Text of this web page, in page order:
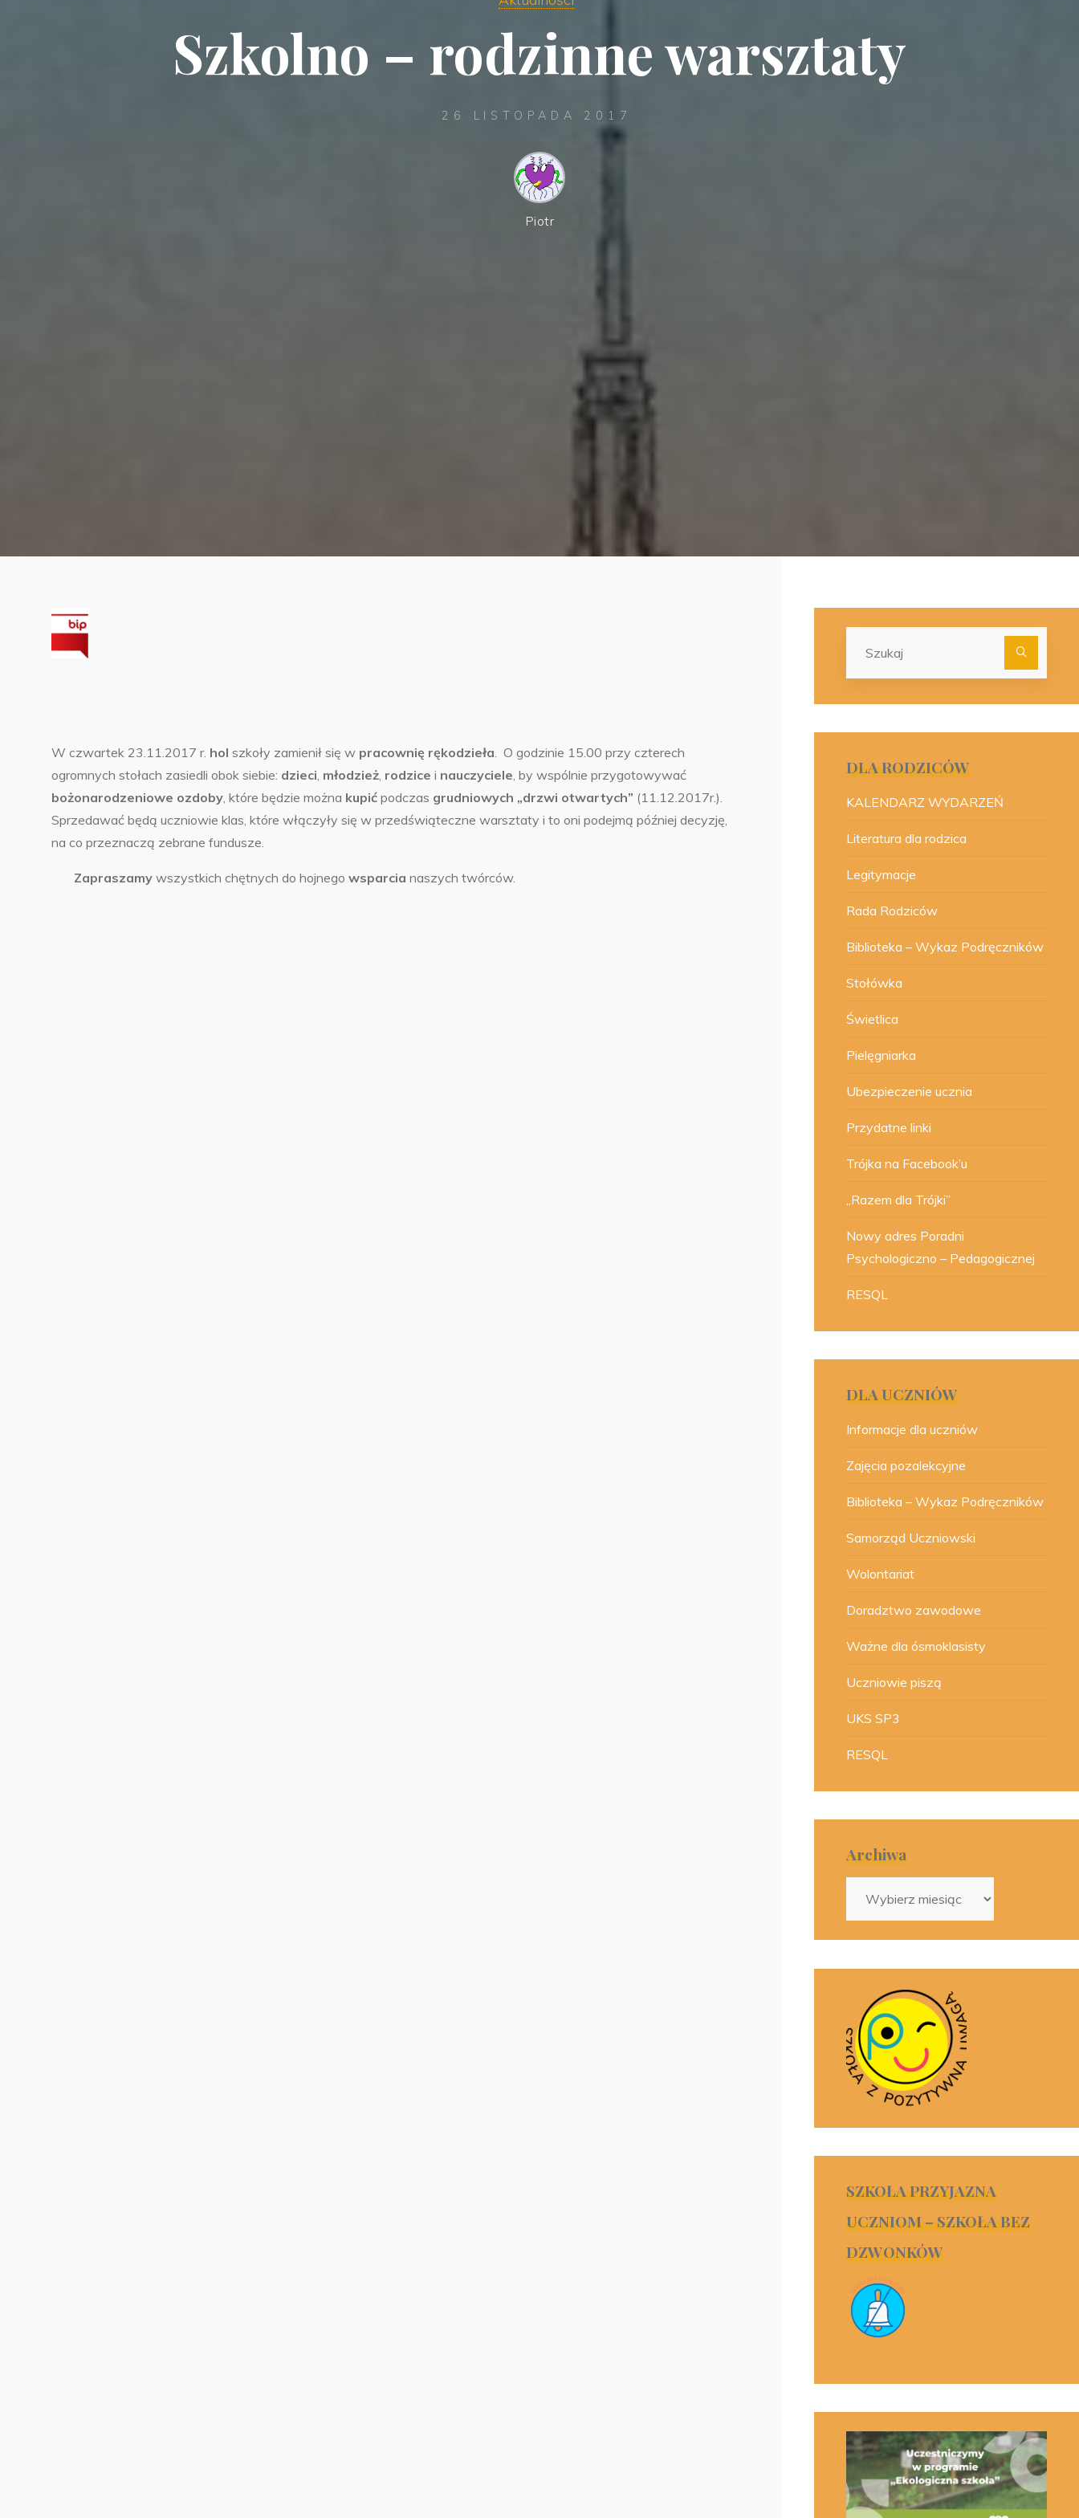
Szkolno – rodzinne warsztaty
26 LISTOPADA 2017
Piotr
W czwartek 23.11.2017 r. hol szkoły zamienił się w pracownię rękodzieła . O godzinie 15.00 przy czterech
ogromnych stołach zasiedli obok siebie: dzieci młodzież rodzice i nauczyciele , by wspólnie przygotowywać
bożonarodzeniowe ozdoby które będzie można kupić podczas grudniowych „drzwi otwartych” (11.12.2017r.).
Sprzedawać będą uczniowie klas, które włączyły się w przedświąteczne warsztaty i to oni podejmą później decyzję,
na co przeznaczą zebrane fundusze.
Zapraszamy wszystkich chętnych do hojnego wsparcia naszych twórców.
DLA RODZICÓW
KALENDARZ WYDARZEŃ
Literatura dla rodzica
Legitymacje
Rada Rodziców
Biblioteka – Wykaz Podręczników
Stołówka
Świetlica
Pielęgniarka
Ubezpieczenie ucznia
Przydatne linki
Trójka na Facebook’u
„Razem dla Trójki”
Nowy adres Poradni
Psychologiczno – Pedagogicznej
RESQL
DLA UCZNIÓW
Informacje dla uczniów
Zajęcia pozalekcyjne
Biblioteka – Wykaz Podręczników
Samorząd Uczniowski
Wolontariat
Doradztwo zawodowe
Ważne dla ósmoklasisty
Uczniowie piszą
UKS SP3
RESQL
Archiwa
SZKOŁA PRZYJAZNA
UCZNIOM – SZKOŁA BEZ
DZWONKÓW